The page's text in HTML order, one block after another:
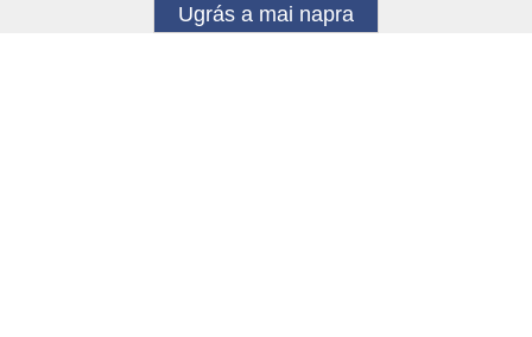
Ugrás a mai napra